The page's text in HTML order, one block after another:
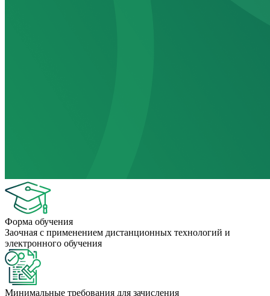
Форма обучения
Заочная с применением дистанционных технологий и
электронного обучения
Минимальные требования для зачисления